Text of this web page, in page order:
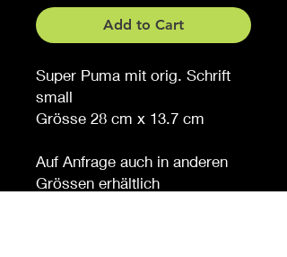
Add to Cart
Super Puma mit orig. Schrift
small
Grösse 28 cm x 13.7 cm
Auf Anfrage auch in anderen
Grössen erhältlich